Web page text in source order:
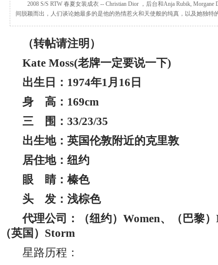
2008 S/S RTW 春夏女装成衣 -- Christian Dior ，后台和Anja Rubik,
间脱颖而出，人们谈论她最多的是他的热情惹火和天使般的纯真，以及她独特
（转帖请注明）
Kate Moss(老牌一定要说一下)
出生日：1974年1月16日
身 高：169cm
三 围：33/23/35
出生地：英国伦敦附近的克里敦
居住地：纽约
眼 睛：榛色
头 发：浅棕色
代理公司：（纽约）Women、（巴黎
（英国）Storm
星路历程：